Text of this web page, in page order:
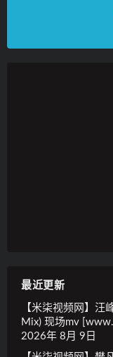
最近更新
【米柒视频网】汪
Mix) 现场mv
2026年 8月 9日